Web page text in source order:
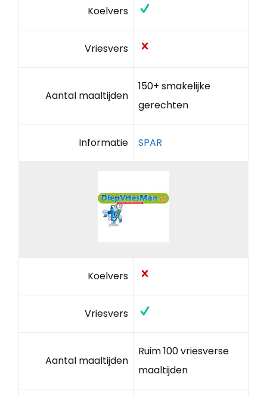
Koelvers
Vriesvers
Aantal maaltijden
150+ smakelijke
gerechten
Informatie SPAR
Koelvers
Vriesvers
Aantal maaltijden
Ruim 100 vriesverse
maaltijden